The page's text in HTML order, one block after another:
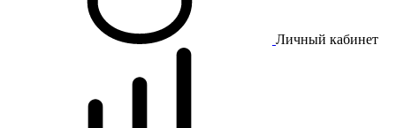
Личный кабинет